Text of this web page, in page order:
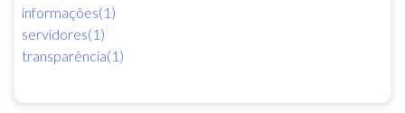
informações(1)
servidores(1)
transparência(1)